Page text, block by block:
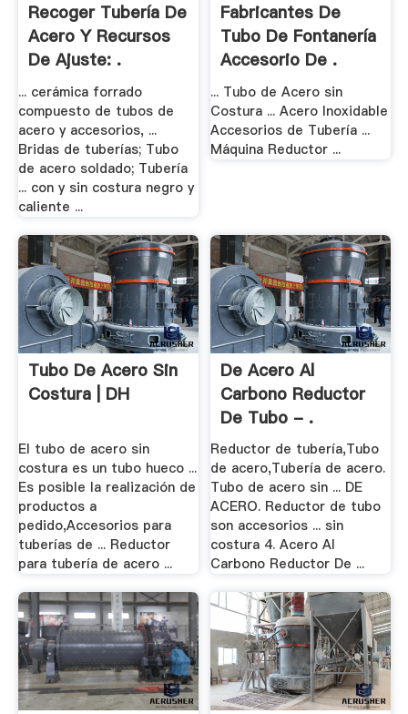
Recoger Tubería De
Acero Y Recursos
De Ajuste: .
... cerámica forrado
compuesto de tubos de
acero y accesorios, ...
Bridas de tuberías; Tubo
de acero soldado; Tubería
... con y sin costura negro y
caliente ...
Fabricantes De
Tubo De Fontanería
Accesorio De .
... Tubo de Acero sin
Costura ... Acero Inoxidable
Accesorios de Tubería ...
Máquina Reductor ...
Tubo De Acero Sin
Costura | DH
El tubo de acero sin
costura es un tubo hueco ...
Es posible la realización de
productos a
pedido,Accesorios para
tuberías de ... Reductor
para tubería de acero ...
De Acero Al
Carbono Reductor
De Tubo - .
Reductor de tubería,Tubo
de acero,Tubería de acero.
Tubo de acero sin ... DE
ACERO. Reductor de tubo
son accesorios ... sin
costura 4. Acero Al
Carbono Reductor De ...